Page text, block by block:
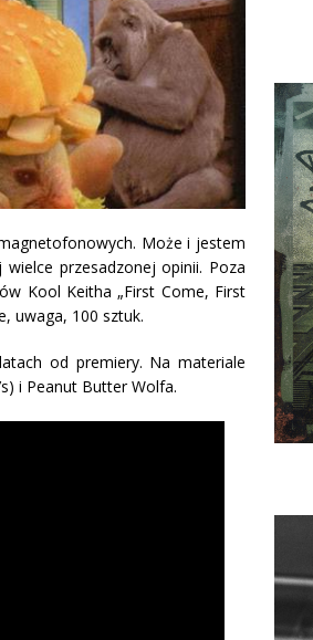
Może i jestem
przesadzonej opinii. Poza
Kool Keitha „First Come, First
uwaga, 100 sztuk.
od premiery. Na materiale
i Peanut Butter Wolfa.